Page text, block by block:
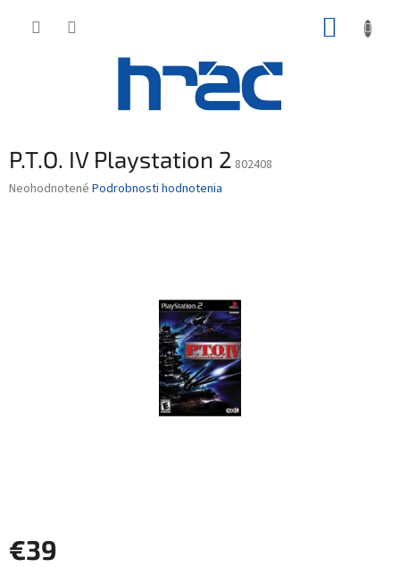
P.T.O. IV Playstation 2 802408
Priemerné
Neohodnotené Podrobnosti hodnotenia
€39